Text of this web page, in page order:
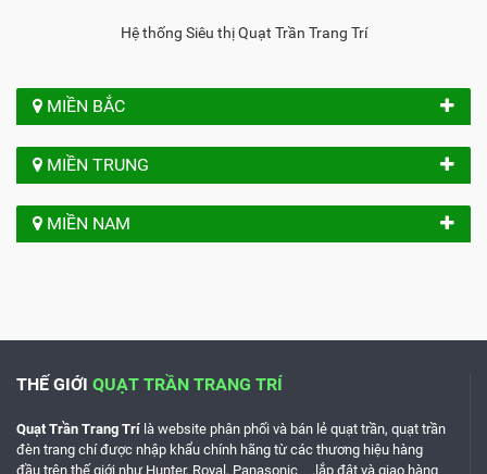
Hệ thống Siêu thị Quạt Trần Trang Trí
MIỀN BẮC
MIỀN TRUNG
MIỀN NAM
THẾ GIỚI QUẠT TRẦN TRANG TRÍ
Quạt Trần Trang Trí là website phân phối và bán lẻ quạt trần, quạt trần
đèn trang chí được nhập khẩu chính hãng từ các thương hiệu hàng
đầu trên thế giới như Hunter, Royal, Panasonic ….lắp đật và giao hàng